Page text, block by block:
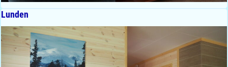
Lunden